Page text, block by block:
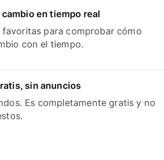
en tiempo real
favoritas para comprobar cómo
con el tiempo.
sin anuncios
Es completamente gratis y no